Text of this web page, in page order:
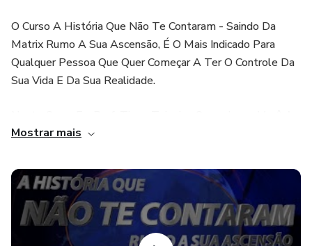
O Curso A História Que Não Te Contaram - Saindo Da
Matrix Rumo A Sua Ascensão, É O Mais Indicado Para
Qualquer Pessoa Que Quer Começar A Ter O Controle Da
Sua Vida E Da Sua Realidade.
Entender Como Se Dá O Processo De Manipulação Da
Controle Mental Através Dos Vários Sistemas Religiosos,
Políticos, Midiáticos, Sociais E Educacionais, Mostrar Para
Você A Manipulação, Distorções, Incoerências Para Fim De
Manipulação Das Massas Através Do Maior E Mais
Vendido Livro Considerado “Sagrado”.
Mostrar mais